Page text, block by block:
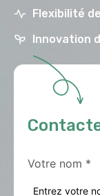
Flexibilité
Innovation
Votre nom *